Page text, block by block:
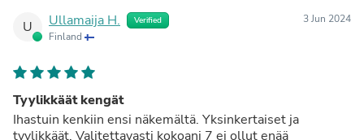
U Ullamaija H. Verified
Finland
3 Jun 2024
Tyylikkäät kengät
Ihastuin kenkiin ensi näkemältä. Yksinkertaiset ja
tyylikkäät. Valitettavasti kokoani 7 ei ollut enää